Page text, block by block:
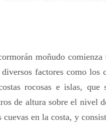
moñudo
factores como
rocosas e islas,
de altura sobre el nivel
cuevas en la costa, y